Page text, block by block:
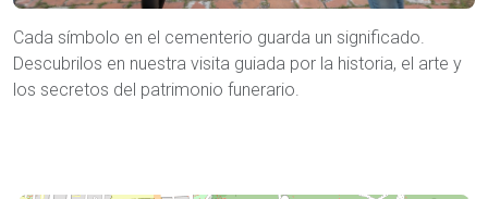
Cada símbolo en el cementerio guarda un significado.
Descubrilos en nuestra visita guiada por la historia, el arte y
los secretos del patrimonio funerario.